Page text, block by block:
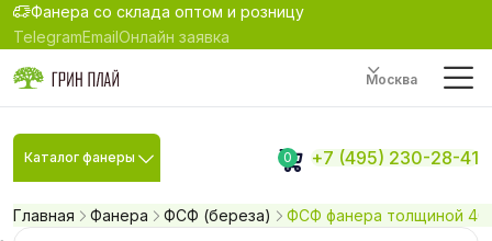
Фанера со склада оптом и розницу
TelegramEmailОнлайн заявка
Москва
Каталог фанеры 0 +7 (495) 230-28-41
Главная Фанера ФСФ (береза) ФСФ фанера толщиной 40